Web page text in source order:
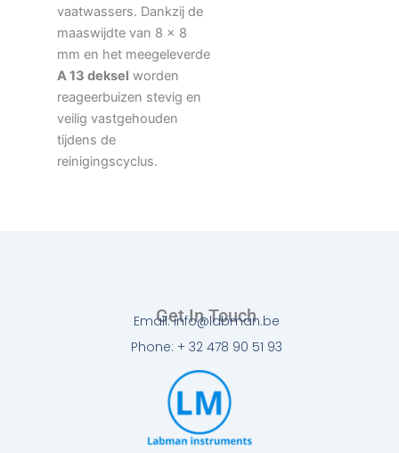
vaatwassers. Dankzij de
maaswijdte van 8 x 8
mm en het meegeleverde
A 13 deksel worden
reageerbuizen stevig en
veilig vastgehouden
tijdens de
reinigingscyclus.
Get In Touch
Email: info@labman.be
Phone: + 32 478 90 51 93